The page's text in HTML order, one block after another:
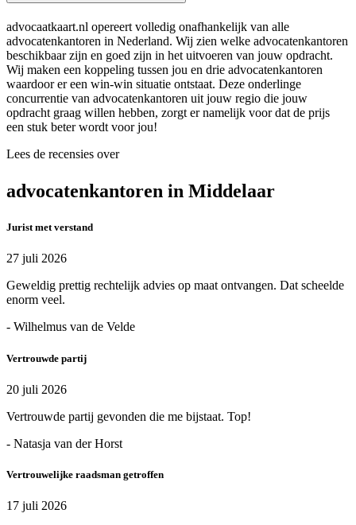
advocaatkaart.nl opereert volledig onafhankelijk van alle
advocatenkantoren in Nederland. Wij zien welke advocatenkantoren
beschikbaar zijn en goed zijn in het uitvoeren van jouw opdracht.
Wij maken een koppeling tussen jou en drie advocatenkantoren
waardoor er een win-win situatie ontstaat. Deze onderlinge
concurrentie van advocatenkantoren uit jouw regio die jouw
opdracht graag willen hebben, zorgt er namelijk voor dat de prijs
een stuk beter wordt voor jou!
Lees de recensies over
advocatenkantoren in Middelaar
Jurist met verstand
27 juli 2026
Geweldig prettig rechtelijk advies op maat ontvangen. Dat scheelde
enorm veel.
- Wilhelmus van de Velde
Vertrouwde partij
20 juli 2026
Vertrouwde partij gevonden die me bijstaat. Top!
- Natasja van der Horst
Vertrouwelijke raadsman getroffen
17 juli 2026